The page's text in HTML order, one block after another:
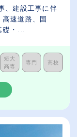
、建設工事に伴
速道路、国
礎・...
短大
高専
専門 高校